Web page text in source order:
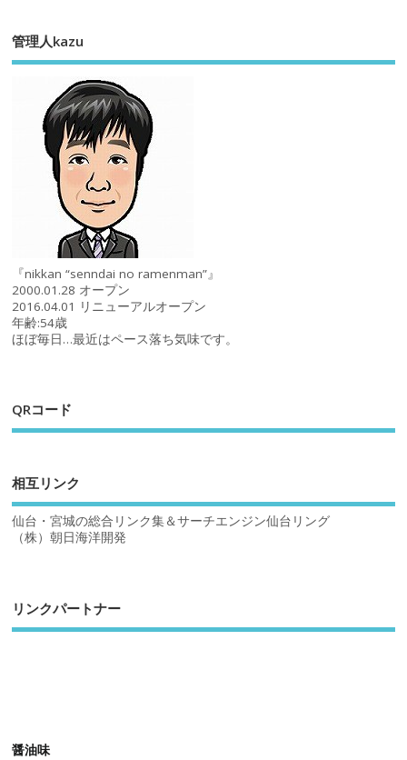
管理人kazu
『nikkan “senndai no ramenman”』
2000.01.28 オープン
2016.04.01 リニューアルオープン
年齢:54歳
ほぼ毎日…最近はペース落ち気味です。
QRコード
相互リンク
仙台・宮城の総合リンク集＆サーチエンジン仙台リング
（株）朝日海洋開発
リンクパートナー
醤油味